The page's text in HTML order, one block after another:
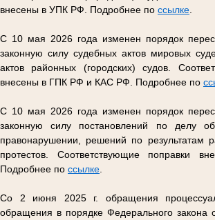
внесены в УПК РФ. Подробнее по ссылке
С 10 мая 2026 года изменен порядок
законную силу судебных актов мировых
актов районных (городских) судов.
внесены в ГПК РФ и КАС РФ. Подробнее по
С 10 мая 2026 года изменен порядок
законную силу постановлений по делу об
правонарушении, решений по результатам
протестов. Соответствующие поправки
Подробнее по ссылке
Со 2 июня 2025 г. обращения
обращения в порядке Федерального